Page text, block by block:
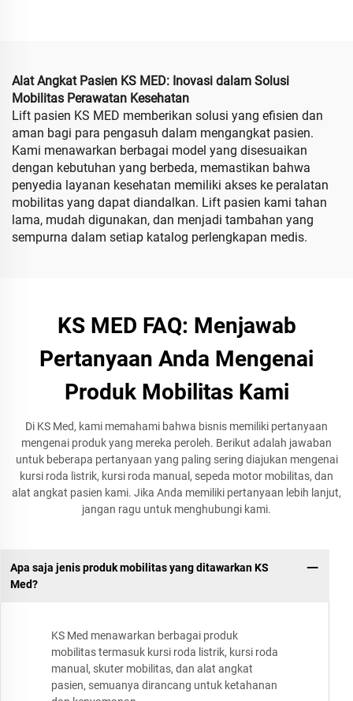
Alat Angkat Pasien KS MED: Inovasi dalam Solusi
Mobilitas Perawatan Kesehatan
Lift pasien KS MED memberikan solusi yang efisien dan
aman bagi para pengasuh dalam mengangkat pasien.
Kami menawarkan berbagai model yang disesuaikan
dengan kebutuhan yang berbeda, memastikan bahwa
penyedia layanan kesehatan memiliki akses ke peralatan
mobilitas yang dapat diandalkan. Lift pasien kami tahan
lama, mudah digunakan, dan menjadi tambahan yang
sempurna dalam setiap katalog perlengkapan medis.
KS MED FAQ: Menjawab
Pertanyaan Anda Mengenai
Produk Mobilitas Kami
Di KS Med, kami memahami bahwa bisnis memiliki pertanyaan
mengenai produk yang mereka peroleh. Berikut adalah jawaban
untuk beberapa pertanyaan yang paling sering diajukan mengenai
kursi roda listrik, kursi roda manual, sepeda motor mobilitas, dan
alat angkat pasien kami. Jika Anda memiliki pertanyaan lebih lanjut,
jangan ragu untuk menghubungi kami.
Apa saja jenis produk mobilitas yang ditawarkan KS
Med?
KS Med menawarkan berbagai produk
mobilitas termasuk kursi roda listrik, kursi roda
manual, skuter mobilitas, dan alat angkat
pasien, semuanya dirancang untuk ketahanan